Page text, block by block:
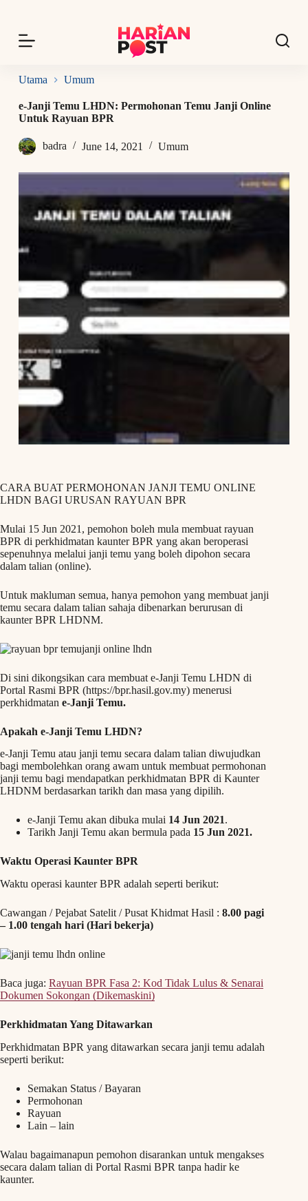
p
o
n
n
Utama Umum
e-Janji Temu LHDN: Permohonan Temu Janji Online
Untuk Rayuan BPR
badra June 14, 2021 Umum
CARA BUAT PERMOHONAN JANJI TEMU ONLINE
LHDN BAGI URUSAN RAYUAN BPR
Mulai 15 Jun 2021, pemohon boleh mula membuat rayuan
BPR di perkhidmatan kaunter BPR yang akan beroperasi
sepenuhnya melalui janji temu yang boleh dipohon secara
dalam talian (online).
Untuk makluman semua, hanya pemohon yang membuat janji
temu secara dalam talian sahaja dibenarkan berurusan di
kaunter BPR LHDNM.
Di sini dikongsikan cara membuat e-Janji Temu LHDN di
Portal Rasmi BPR (https://bpr.hasil.gov.my) menerusi
perkhidmatan e-Janji Temu.
Apakah e-Janji Temu LHDN?
e-Janji Temu atau janji temu secara dalam talian diwujudkan
bagi membolehkan orang awam untuk membuat permohonan
janji temu bagi mendapatkan perkhidmatan BPR di Kaunter
LHDNM berdasarkan tarikh dan masa yang dipilih.
e-Janji Temu akan dibuka mulai 14 Jun 2021.
Tarikh Janji Temu akan bermula pada 15 Jun 2021.
Waktu Operasi Kaunter BPR
Waktu operasi kaunter BPR adalah seperti berikut:
Cawangan / Pejabat Satelit / Pusat Khidmat Hasil : 8.00 pagi
– 1.00 tengah hari (Hari bekerja)
Baca juga: Rayuan BPR Fasa 2: Kod Tidak Lulus & Senarai
Dokumen Sokongan (Dikemaskini)
Perkhidmatan Yang Ditawarkan
Perkhidmatan BPR yang ditawarkan secara janji temu adalah
seperti berikut:
Semakan Status / Bayaran
Permohonan
Rayuan
Lain – lain
Walau bagaimanapun pemohon disarankan untuk mengakses
secara dalam talian di Portal Rasmi BPR tanpa hadir ke
kaunter.